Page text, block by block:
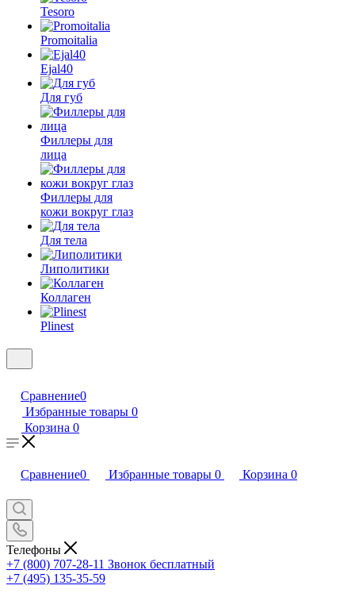
Tesoro
Promoitalia
Ejal40
Для губ
Филлеры для
лица
Филлеры для
кожи вокруг глаз
Для тела
Липолитики
Коллаген
Plinest
Сравнение0
Избранные товары 0
Корзина 0
Сравнение0 Избранные товары 0 Корзина 0
Телефоны
+7 (800) 707-28-11 Звонок бесплатный
+7 (495) 135-35-59